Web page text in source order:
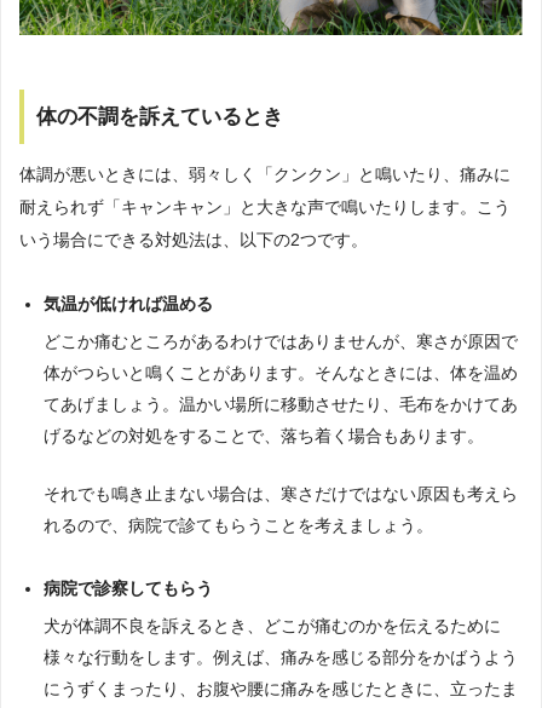
体の不調を訴えているとき
体調が悪いときには、弱々しく「クンクン」と鳴いたり、痛みに
耐えられず「キャンキャン」と大きな声で鳴いたりします。こう
いう場合にできる対処法は、以下の2つです。
気温が低ければ温める
どこか痛むところがあるわけではありませんが、寒さが原因で
体がつらいと鳴くことがあります。そんなときには、体を温め
てあげましょう。温かい場所に移動させたり、毛布をかけてあ
げるなどの対処をすることで、落ち着く場合もあります。
それでも鳴き止まない場合は、寒さだけではない原因も考えら
れるので、病院で診てもらうことを考えましょう。
病院で診察してもらう
犬が体調不良を訴えるとき、どこが痛むのかを伝えるために
様々な行動をします。例えば、痛みを感じる部分をかばうよう
にうずくまったり、お腹や腰に痛みを感じたときに、立ったま